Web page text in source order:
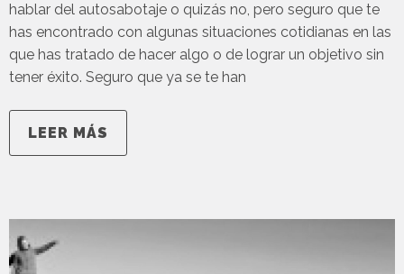
hablar del autosabotaje o quizás no, pero seguro que te
has encontrado con algunas situaciones cotidianas en las
que has tratado de hacer algo o de lograr un objetivo sin
tener éxito. Seguro que ya se te han
LEER MÁS